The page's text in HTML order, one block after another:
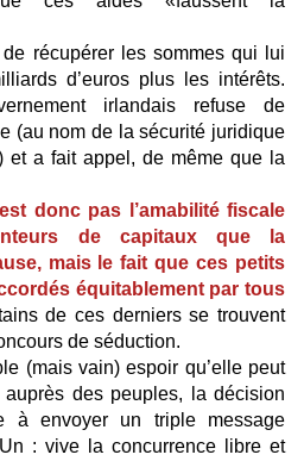
récupérer les sommes qui lui
d’euros plus les intérêts.
irlandais refuse de
(au nom de la sécurité juridique
et a fait appel, de même que la
donc pas l’amabilité fiscale
de capitaux que la
mais le fait que ces petits
équitablement par tous
de ces derniers se trouvent
de séduction.
(mais vain) espoir qu’elle peut
des peuples, la décision
à envoyer un triple message
: vive la concurrence libre et